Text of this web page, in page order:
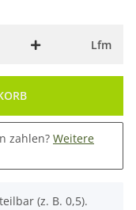
Lfm
zahlen? Weitere
(z. B. 0,5).